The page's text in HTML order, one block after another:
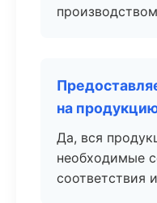
на
Да, вся
необходимые
соответствия